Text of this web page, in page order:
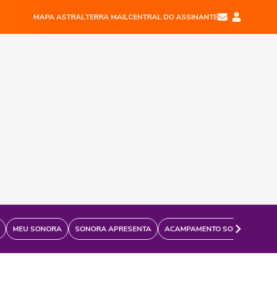
MAPA ASTRALTERRA MAILCENTRAL DO ASSINANTE
MEU SONORA SONORA APRESENTA ACAMPAMENTO SONORA